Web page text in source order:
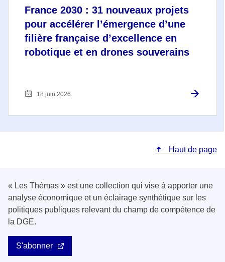
France 2030 : 31 nouveaux projets
pour accélérer l’émergence d’une
filière française d’excellence en
robotique et en drones souverains
18 juin 2026
Haut de page
« Les Thémas » est une collection qui vise à apporter une
analyse économique et un éclairage synthétique sur les
politiques publiques relevant du champ de compétence de
la DGE.
S'abonner